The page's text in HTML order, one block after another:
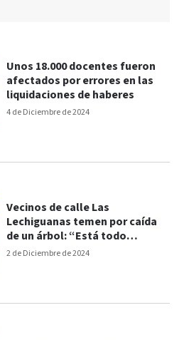
4 de Diciembre de 2024
Unos 18.000 docentes fueron
afectados por errores en las
liquidaciones de haberes
2 de Diciembre de 2024
Vecinos de calle Las
Lechiguanas temen por caída
de un árbol: “Está todo
descascarado”